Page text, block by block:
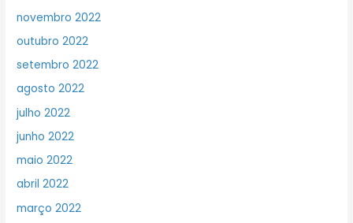
novembro 2022
outubro 2022
setembro 2022
agosto 2022
julho 2022
junho 2022
maio 2022
abril 2022
março 2022